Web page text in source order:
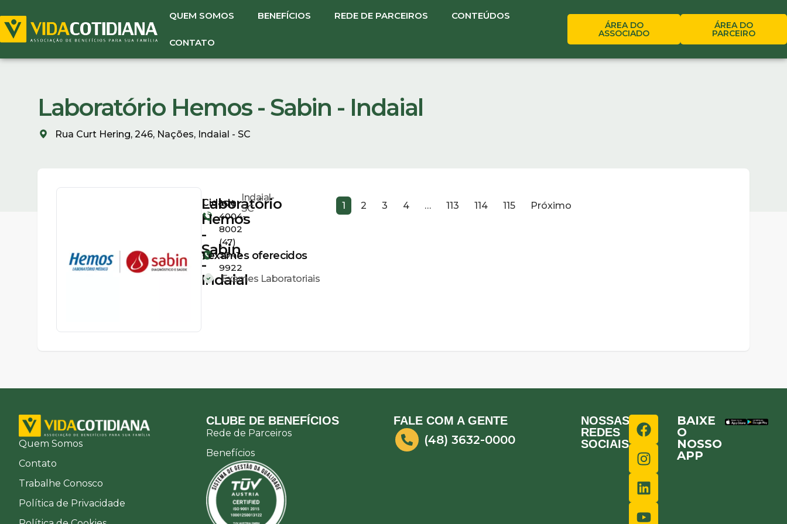
QUEM SOMOS BENEFÍCIOS REDE DE PARCEIROS CONTEÚDOS
CONTATO
ÁREA DO
ASSOCIADO
ÁREA DO
PARCEIRO
Laboratório Hemos - Sabin - Indaial
Rua Curt Hering, 246, Nações, Indaial - SC
Laboratório
Hemos
-
Sabin
-
Indaial
Cidade:Indaial-
SC
(61)
4004-
8002
(47)
3041-
9922
1 2 3 4 … 113 114 115 Próximo
1exames oferecidos
Exames Laboratoriais
Quem Somos
Contato
Trabalhe Conosco
Política de Privacidade
CLUBE DE BENEFÍCIOS
Rede de Parceiros
Benefícios
FALE COM A GENTE
(48) 3632-0000
NOSSAS
REDES
SOCIAIS
BAIXE
O
NOSSO
APP